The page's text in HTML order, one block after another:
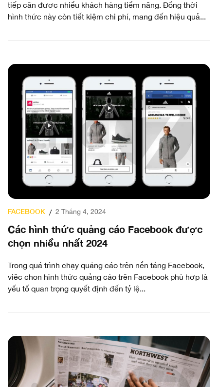
tiếp cận được nhiều khách hàng tiềm năng. Đồng thời
hình thức này còn tiết kiệm chi phí, mang đến hiệu quả...
FACEBOOK / 2 Tháng 4, 2024
Các hình thức quảng cáo Facebook được
chọn nhiều nhất 2024
Trong quá trình chạy quảng cáo trên nền tảng Facebook,
việc chọn hình thức quảng cáo trên Facebook phù hợp là
yếu tố quan trọng quyết định đến tỷ lệ...